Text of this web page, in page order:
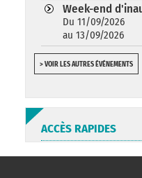
Week-end
Du 11/09/2026
au 13/09/2026
> VOIR LES AUTRES ÉVÉNEMENTS
ACCÈS RAPIDES